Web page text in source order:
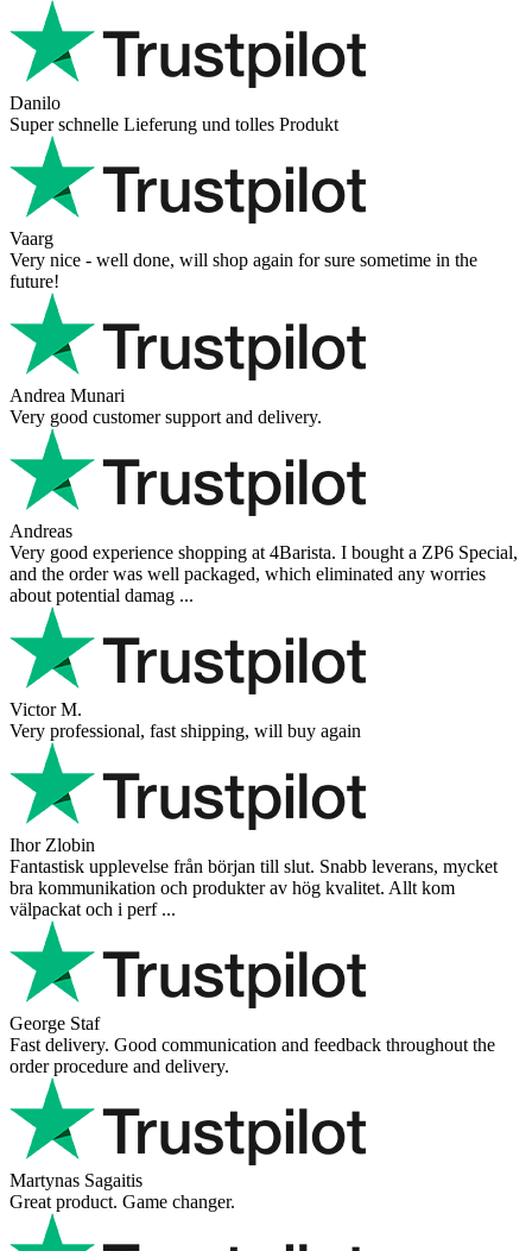
Danilo
Super schnelle Lieferung und tolles Produkt
Vaarg
Very nice - well done, will shop again for sure sometime in the
future!
Andrea Munari
Very good customer support and delivery.
Andreas
Very good experience shopping at 4Barista. I bought a ZP6 Special,
and the order was well packaged, which eliminated any worries
about potential damag ...
Victor M.
Very professional, fast shipping, will buy again
Ihor Zlobin
Fantastisk upplevelse från början till slut. Snabb leverans, mycket
bra kommunikation och produkter av hög kvalitet. Allt kom
välpackat och i perf ...
George Staf
Fast delivery. Good communication and feedback throughout the
order procedure and delivery.
Martynas Sagaitis
Great product. Game changer.